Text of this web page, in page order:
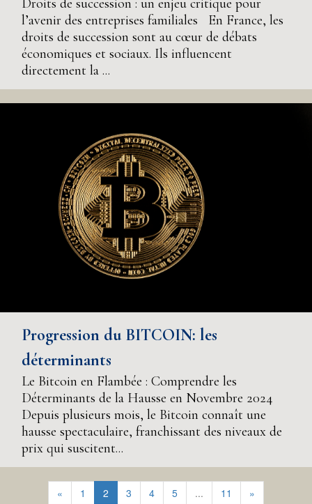
l’avenir des entreprises familiales En France, les
droits de succession sont au cœur de débats
économiques et sociaux. Ils influencent
directement la ...
Progression du BITCOIN: les
déterminants
Le Bitcoin en Flambée : Comprendre les
Déterminants de la Hausse en Novembre 2024
Depuis plusieurs mois, le Bitcoin connaît une
hausse spectaculaire, franchissant des niveaux de
prix qui suscitent...
« 1 2 3 4 5 ... 11 »